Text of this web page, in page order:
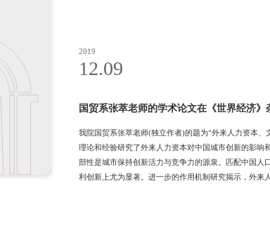
2019
12.09
国贸系张萃老师的学术论文在《世界经济》
我院国贸系张萃老师(独立作者)的题为“外来人力资本
理论和经验研究了外来人力资本对中国城市创新的影响
部性是城市保持创新活力与竞争力的源泉。匹配中国人
利创新上尤为显著。进一步的作用机制研究揭示，外来